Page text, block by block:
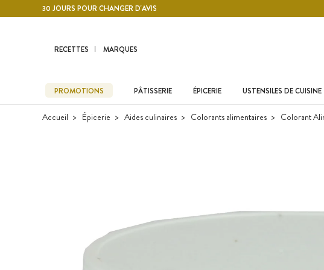
Contenu principal30 JOURS POUR CHANGER D'AVIS
RECETTES MARQUES
PROMOTIONS PÂTISSERIE ÉPICERIE USTENSILES DE CUISINE
Accueil Épicerie Aides culinaires Colorants alimentaires Colorant